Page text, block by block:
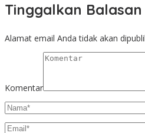
Tinggalkan Balasan
Alamat email Anda tidak akan
Komentar